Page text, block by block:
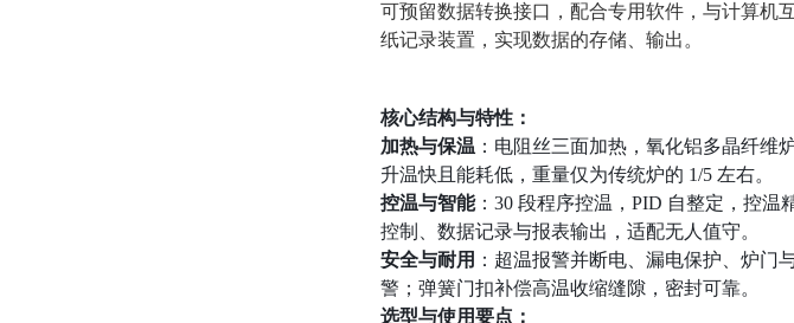
可预留数据转换接口，配合专用软件，与计算机
纸记录装置，实现数据的存储、输出。
核心结构与特性：
加热与保温 ：电阻丝三面加热，氧化铝多晶纤维
升温快且能耗低，重量仅为传统炉的 1/5 左右。
控温与智能：30 段程序控温，PID 自整定，控温
控制、数据记录与报表输出，适配无人值守。
安全与耐用 ：超温报警并断电、漏电保护、炉门
警；弹簧门扣补偿高温收缩缝隙，密封可靠。
选型与使用要点：